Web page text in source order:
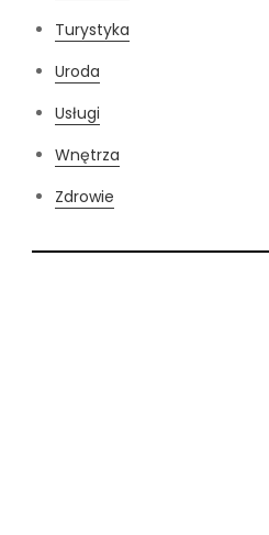
Turystyka
Uroda
Usługi
Wnętrza
Zdrowie